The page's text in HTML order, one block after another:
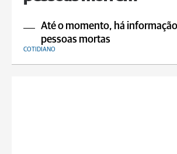
Até o momento, há
pessoas mortas
COTIDIANO